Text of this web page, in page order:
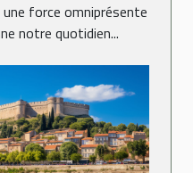
force omniprésente
notre quotidien...